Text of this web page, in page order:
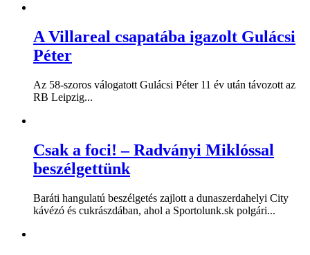
A Villareal csapatába igazolt Gulácsi
Péter
Az 58-szoros válogatott Gulácsi Péter 11 év után távozott az
RB Leipzig...
Csak a foci! – Radványi Miklóssal
beszélgettünk
Baráti hangulatú beszélgetés zajlott a dunaszerdahelyi City
kávézó és cukrászdában, ahol a Sportolunk.sk polgári...